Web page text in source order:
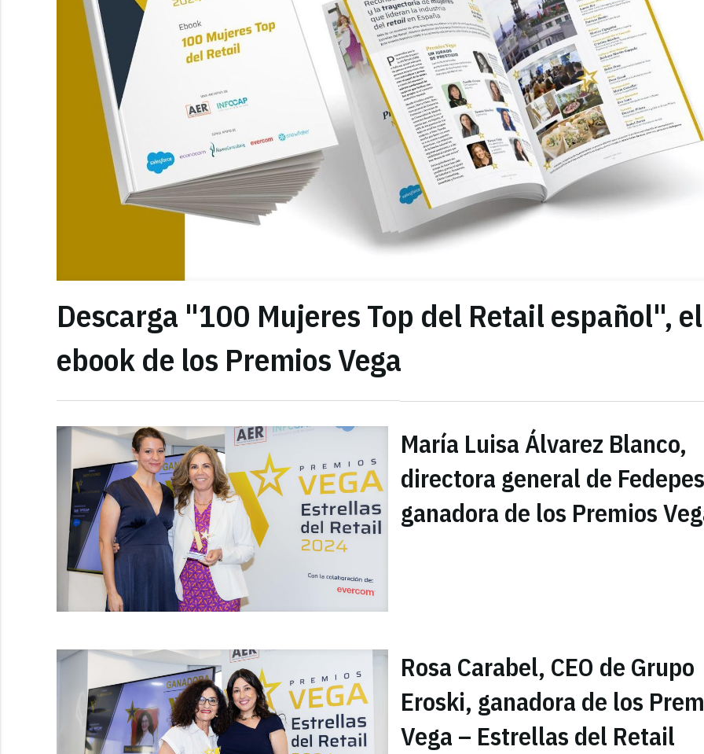
Descarga "100 Mujeres Top del Retail español", el
ebook de los Premios Vega
María Luisa Álvarez Blanco,
directora general de
ganadora de los Premios
Rosa Carabel, CEO de Grupo
Eroski, ganadora de los
Vega – Estrellas del Retail